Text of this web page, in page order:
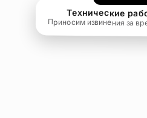
Технические
Приносим извинения за